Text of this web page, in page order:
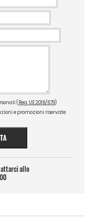
( Reg. UE 2016/679)
e promozioni riservate
allo